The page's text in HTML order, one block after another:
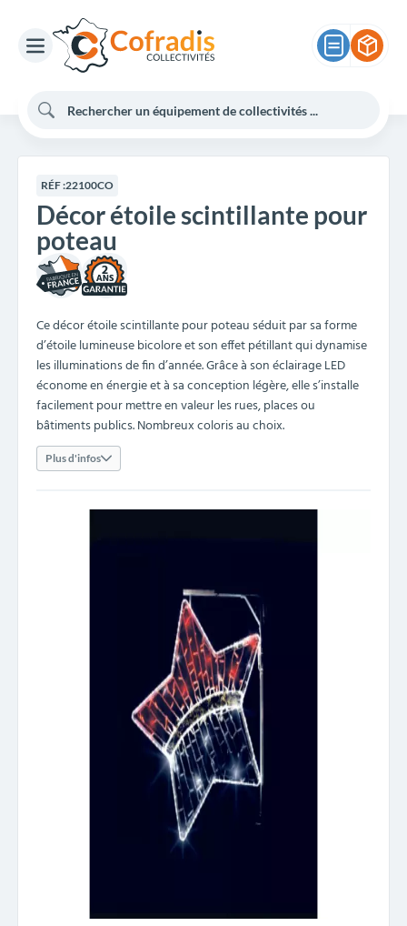
RÉF :22100CO
Décor étoile scintillante pour
poteau
2
Ce décor étoile scintillante pour poteau séduit par sa forme
d’étoile lumineuse bicolore et son effet pétillant qui dynamise
les illuminations de fin d’année. Grâce à son éclairage LED
économe en énergie et à sa conception légère, elle s’installe
facilement pour mettre en valeur les rues, places ou
bâtiments publics. Nombreux coloris au choix.
Plus d'infos